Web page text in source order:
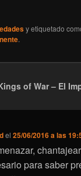
y etiquetado
.
of War – El
el25/06/2016 a las
para saber